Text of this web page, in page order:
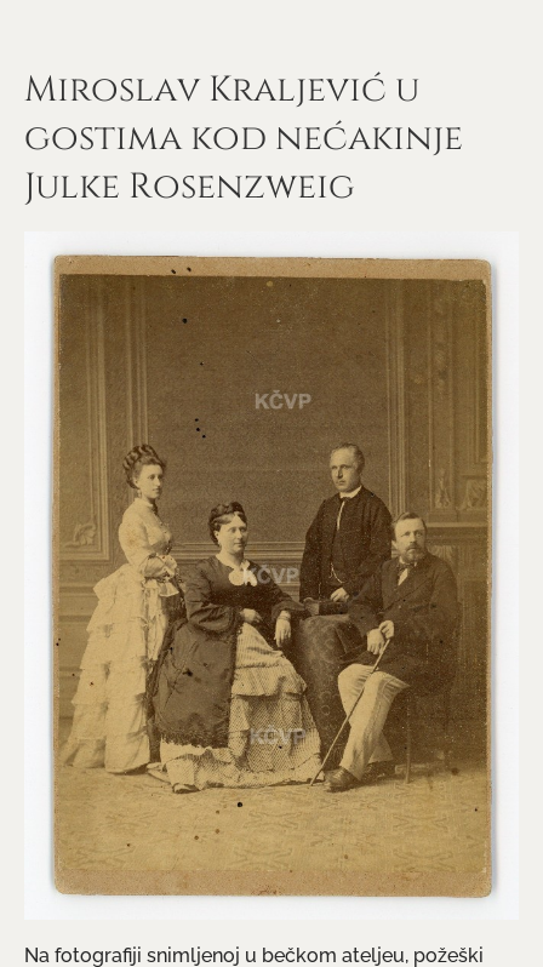
Miroslav Kraljević u
gostima kod nećakinje
Julke Rosenzweig
Na fotografiji snimljenoj u bečkom ateljeu, požeški